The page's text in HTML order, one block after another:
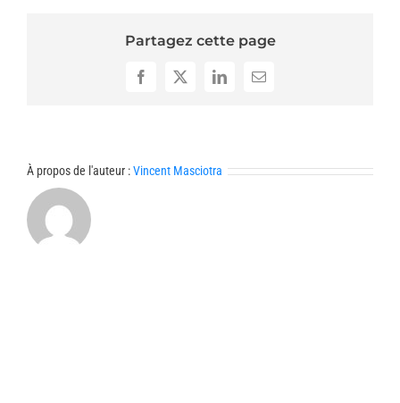
Partagez cette page
Facebook
X LinkedInEmail
À propos de l'auteur :Vincent Masciotra